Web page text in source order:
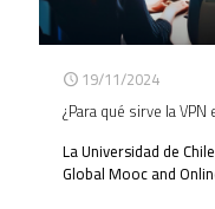
19/11/2024
¿Para qué sirve la
La Universidad de
Global Mooc and